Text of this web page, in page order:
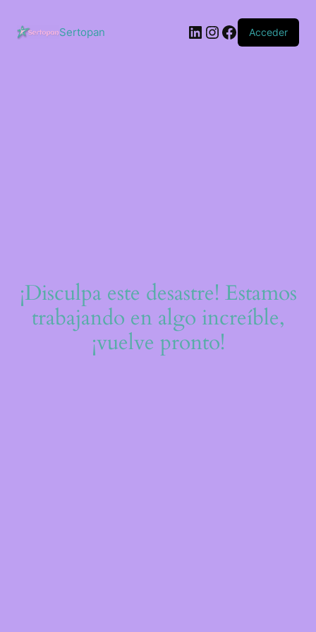
contenido
Sertopan LinkedIn
Instagram
Facebook
Acceder
¡Disculpa este desastre! Estamos
trabajando en algo increíble,
¡vuelve pronto!